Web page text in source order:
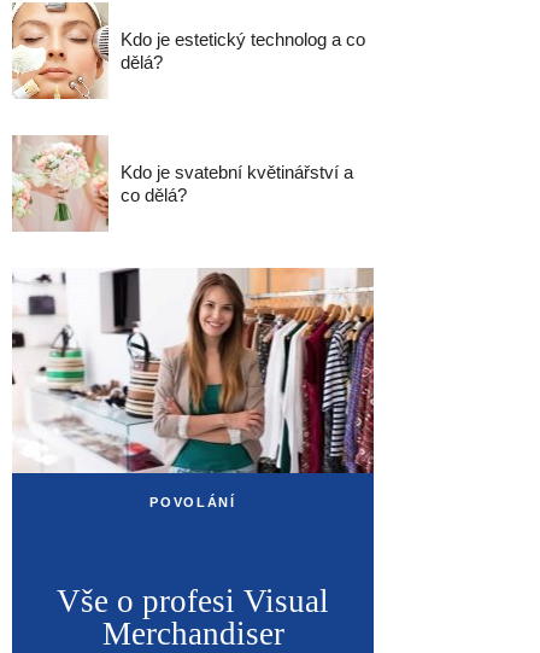
Kdo je estetický technolog a co
dělá?
Kdo je svatební květinářství a
co dělá?
POVOLÁNÍ
Vše o profesi Visual
Merchandiser